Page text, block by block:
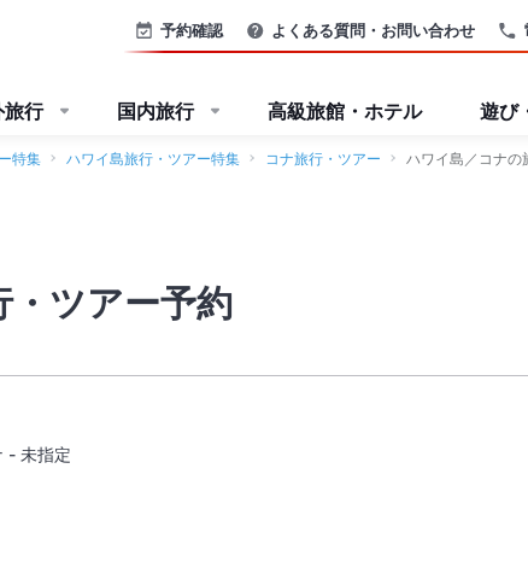
予約確認 よくある質問・お問い合わせ
旅行 国内旅行 高級旅館・ホテル 遊び
特集 ハワイ島旅行・ツアー特集 コナ旅行・ツアー ハワイ島／コナの
ツアー予約
- 未指定